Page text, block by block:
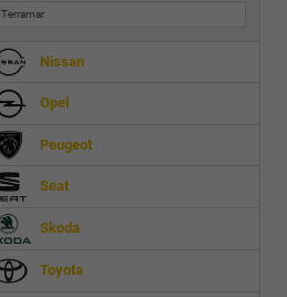
Terramar
Nissan
Opel
Peugeot
Seat
Skoda
Toyota